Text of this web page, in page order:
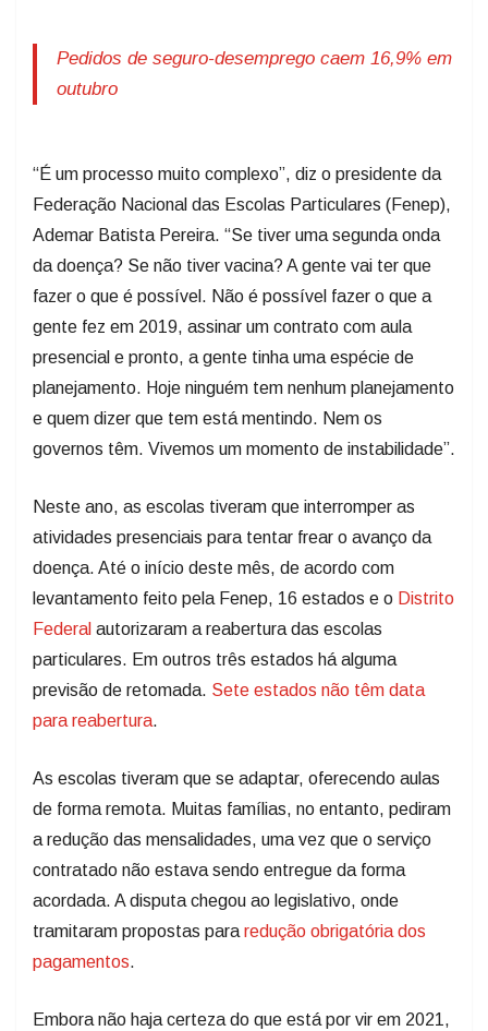
Pedidos de seguro-desemprego caem 16,9% em
outubro
“É um processo muito complexo”, diz o presidente da
Federação Nacional das Escolas Particulares (Fenep),
Ademar Batista Pereira. “Se tiver uma segunda onda
da doença? Se não tiver vacina? A gente vai ter que
fazer o que é possível. Não é possível fazer o que a
gente fez em 2019, assinar um contrato com aula
presencial e pronto, a gente tinha uma espécie de
planejamento. Hoje ninguém tem nenhum planejamento
e quem dizer que tem está mentindo. Nem os
governos têm. Vivemos um momento de instabilidade”.
Neste ano, as escolas tiveram que interromper as
atividades presenciais para tentar frear o avanço da
doença. Até o início deste mês, de acordo com
levantamento feito pela Fenep, 16 estados e o Distrito
Federal autorizaram a reabertura das escolas
particulares. Em outros três estados há alguma
previsão de retomada. Sete estados não têm data
para reabertura.
As escolas tiveram que se adaptar, oferecendo aulas
de forma remota. Muitas famílias, no entanto, pediram
a redução das mensalidades, uma vez que o serviço
contratado não estava sendo entregue da forma
acordada. A disputa chegou ao legislativo, onde
tramitaram propostas pararedução obrigatória dos
pagamentos.
Embora não haja certeza do que está por vir em 2021,